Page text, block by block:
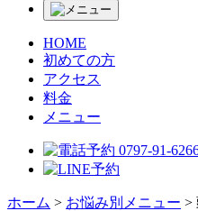
HOME
初めての方
アクセス
料金
メニュー
ホーム > お悩み別メニュー >